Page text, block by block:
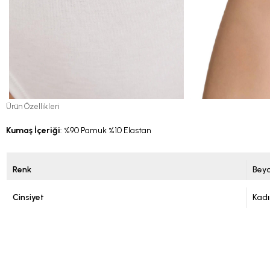
Ürün Özellikleri
Kumaş İçeriği: %90 Pamuk %10 Elastan
Renk
Cinsiyet